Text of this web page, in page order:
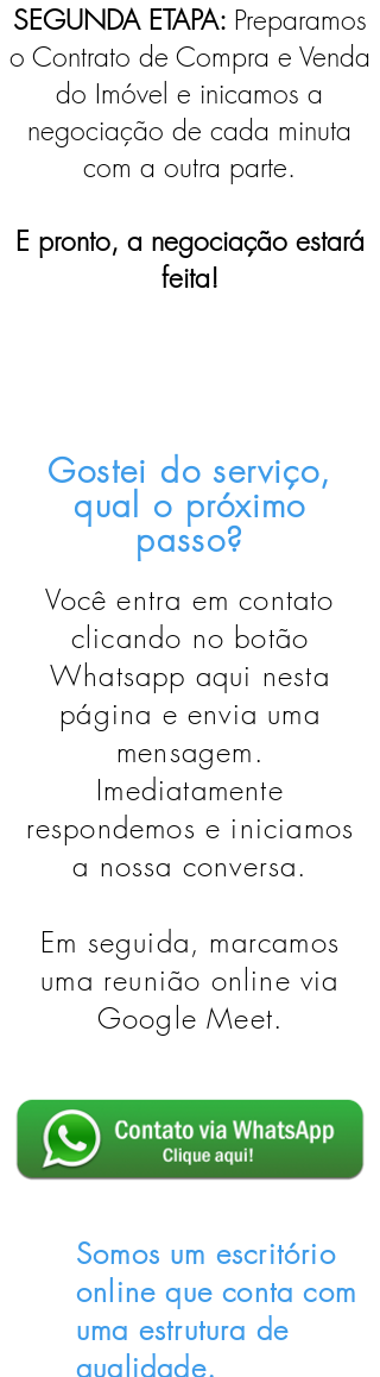
SEGUNDA ETAPA: Preparamos
o Contrato de Compra e Venda
do Imóvel e inicamos a
negociação de cada minuta
com a outra parte.
E pronto, a negociação estará
feita!
Gostei do serviço,
qual o próximo
passo?
Você entra em contato
clicando no botão
Whatsapp aqui nesta
página e envia uma
mensagem.
Imediatamente
respondemos e iniciamos
a nossa conversa.
Em seguida, marcamos
uma reunião online via
Google Meet.
Somos um escritório
online que conta com
uma estrutura de
qualidade.